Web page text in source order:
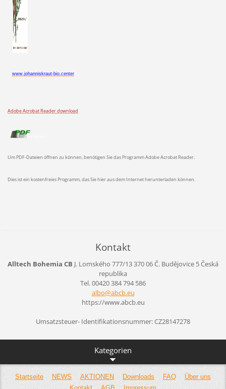
www.johanniskraut-bio.center
Adobe Acrobat Reader download
Um PDF-Dateien öffnen zu können, benötigen Sie das Programm Adobe Acrobat Reader.
Dies ist ein kostenfreies Programm, das Sie hier aus dem Internet herunterladen können.
Kontakt
Alltech Bohemia CB J. Lomského 777/13370 06 Č. Budějovice 5Česká
republika
Tel. 00420 384 794 586
albo@abcb.eu
https://www.abcb.eu
Umsatzsteuer- Identifikationsnummer: CZ28147278
Kategorien
Startseite NEWS AKTIONEN Downloads FAQ
Über uns